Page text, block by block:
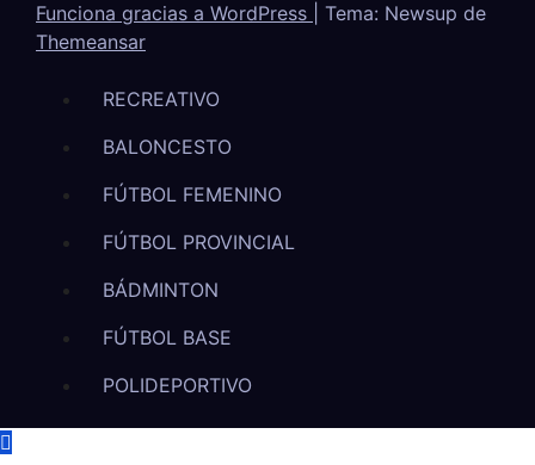
Funciona gracias a WordPress
Tema: Newsup de
Themeansar
RECREATIVO
BALONCESTO
FÚTBOL FEMENINO
FÚTBOL PROVINCIAL
BÁDMINTON
FÚTBOL BASE
POLIDEPORTIVO